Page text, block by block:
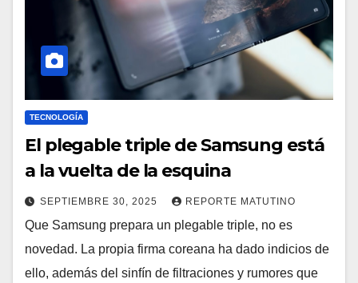
TECNOLOGÍA
El plegable triple de Samsung está
a la vuelta de la esquina
SEPTIEMBRE 30, 2025 REPORTE MATUTINO
Que Samsung prepara un plegable triple, no es
novedad. La propia firma coreana ha dado indicios de
ello, además del sinfín de filtraciones y rumores que